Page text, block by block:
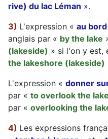
rive) du lac Léman ».
3) L'expression « au
anglais par « by the lake
(lakeside) » si l'on y est,
the lakeshore (lakeside)
L'expression « donner
par « to overlook the lake
par « overlooking the
4) Les expressions